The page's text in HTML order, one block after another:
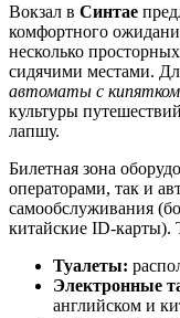
Вокзал в Синтае
комфортного
несколько просторных
сидячими местами.
автоматы с кипятком
культуры
лапшу.
Билетная зона
операторами, так и
самообслуживания
китайские ID-карты).
Туалеты:
Электронные
английском и